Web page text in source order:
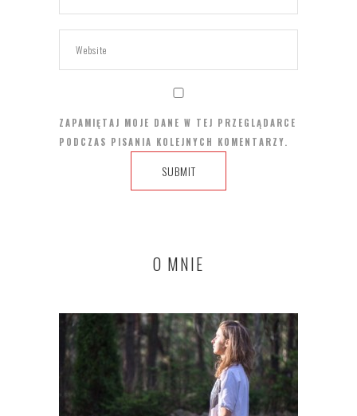
ZAPAMIĘTAJ MOJE DANE W TEJ PRZEGLĄDARCE
PODCZAS PISANIA KOLEJNYCH KOMENTARZY.
O MNIE